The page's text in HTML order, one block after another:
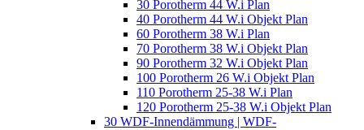
30 Porotherm 44 W.i Plan
40 Porotherm 44 W.i Objekt Plan
60 Porotherm 38 W.i Plan
70 Porotherm 38 W.i Objekt Plan
90 Porotherm 32 W.i Objekt Plan
100 Porotherm 26 W.i Objekt Plan
110 Porotherm 25-38 W.i Plan
120 Porotherm 25-38 W.i Objekt Plan
30 WDF-Innendämmung | WDF-